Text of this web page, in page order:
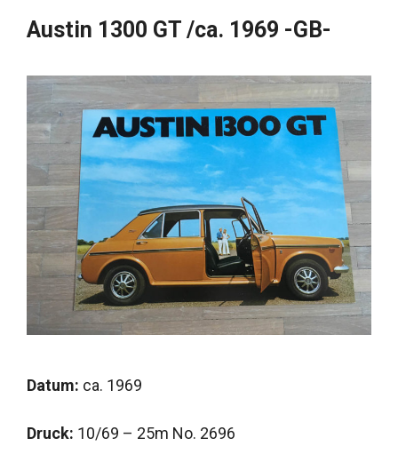
Austin 1300 GT /ca. 1969 -GB-
Datum: ca. 1969
Druck: 10/69 – 25m No. 2696